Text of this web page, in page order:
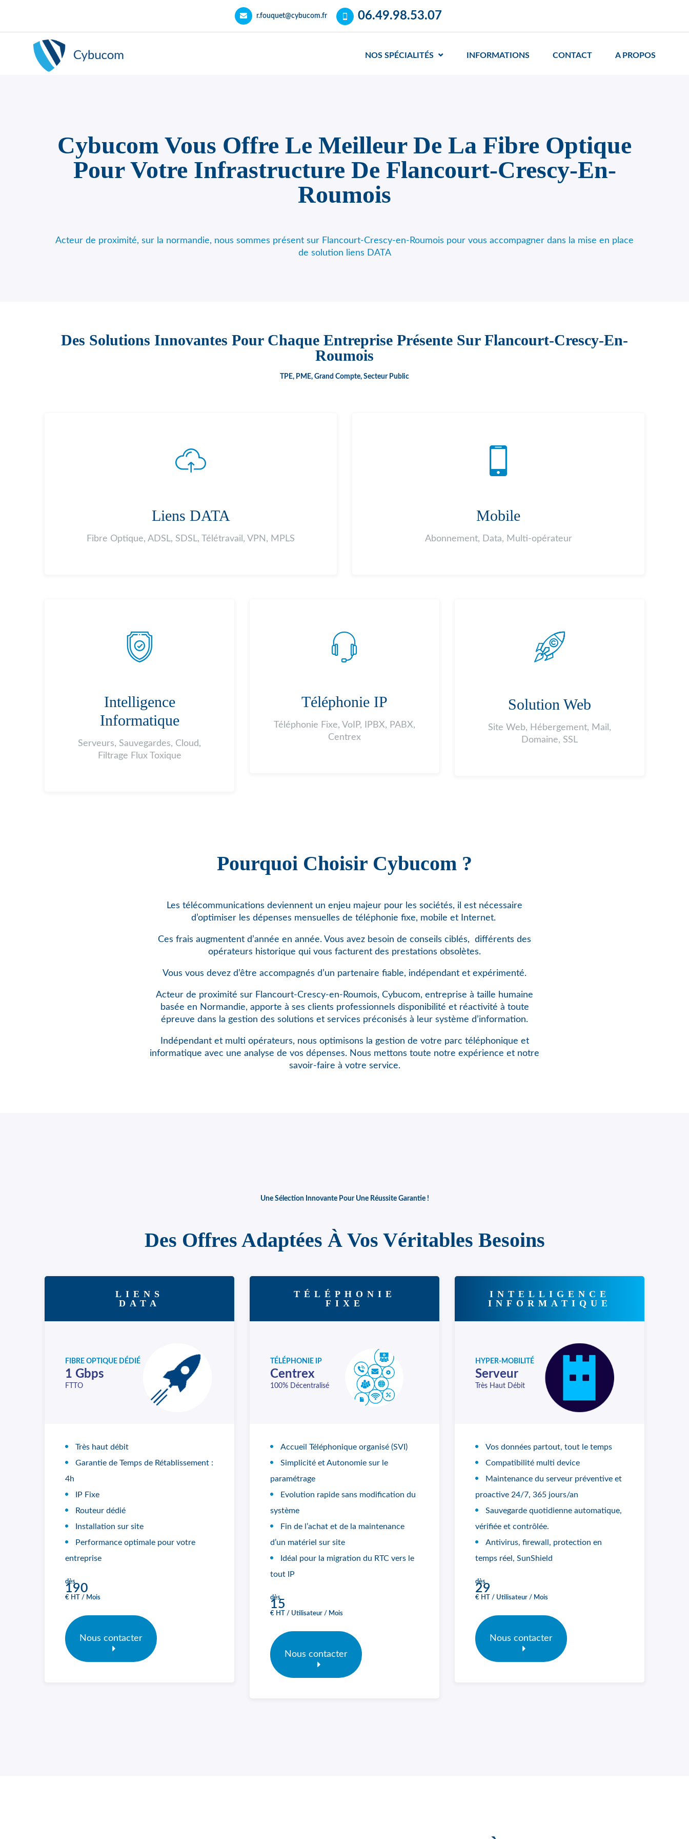
r.fouquet@cybucom.fr 06.49.98.53.07
NOS SPÉCIALITÉS INFORMATIONS CONTACT A PROPOS
Cybucom Vous Offre Le Meilleur De La Fibre Optique
Pour Votre Infrastructure De Flancourt-Crescy-En-
Roumois
Acteur de proximité, sur la normandie, nous sommes présent sur Flancourt-Crescy-en-Roumois pour vous accompagner dans la mise en place
de solution liens DATA
Des Solutions Innovantes Pour Chaque Entreprise Présente Sur Flancourt-Crescy-En-
Roumois
TPE, PME, Grand Compte, Secteur Public
Liens DATA
Fibre Optique, ADSL, SDSL, Télétravail, VPN, MPLS
Mobile
Abonnement, Data, Multi-opérateur
Intelligence
Informatique
Serveurs, Sauvegardes, Cloud,
Filtrage Flux Toxique
Téléphonie IP
Téléphonie Fixe, VoIP, IPBX, PABX,
Centrex
Solution Web
Site Web, Hébergement, Mail,
Domaine, SSL
Pourquoi Choisir Cybucom ?
Les télécommunications deviennent un enjeu majeur pour les sociétés, il est nécessaire
d’optimiser les dépenses mensuelles de téléphonie fixe, mobile et Internet.
Ces frais augmentent d’année en année. Vous avez besoin de conseils ciblés,
différents des
opérateurs historique qui vous facturent des prestations obsolètes.
Vous vous devez d’être accompagnés d’un partenaire fiable, indépendant et expérimenté.
Acteur de proximité sur Flancourt-Crescy-en-Roumois, Cybucom, entreprise à taille humaine
basée en Normandie, apporte à ses clients professionnels disponibilité et réactivité à toute
épreuve dans la gestion des solutions et services préconisés à leur système d’information.
Indépendant et multi opérateurs, nous optimisons la gestion de votre parc téléphonique et
informatique avec une analyse de vos dépenses. Nous mettons toute notre expérience et notre
savoir-faire à votre service.
Une Sélection Innovante Pour Une Réussite Garantie !
Des Offres Adaptées À Vos Véritables Besoins
LIENS
DATA
FIBRE OPTIQUE DÉDIÉ
1 Gbps
FTTO
Très haut débit
Garantie de Temps de Rétablissement :
4h
IP Fixe
Routeur dédié
Installation sur site
Performance optimale pour votre
entreprise
dès
190
€ HT / Mois
Nous contacter
TÉLÉPHONIE
FIXE
TÉLÉPHONIE IP
Centrex
100% Décentralisé
Accueil Téléphonique organisé (SVI)
Simplicité et Autonomie sur le
paramétrage
Evolution rapide sans modification du
système
Fin de l’achat et de la maintenance
d’un matériel sur site
Idéal pour la migration du RTC vers le
tout IP
dès
15
€ HT / Utilisateur / Mois
Nous contacter
INTELLIGENCE
INFORMATIQUE
HYPER-MOBILITÉ
Serveur
Très Haut Débit
Vos données partout, tout le temps
Compatibilité multi device
Maintenance du serveur préventive et
proactive 24/7, 365 jours/an
Sauvegarde quotidienne automatique,
vérifiée et contrôlée.
Antivirus, firewall, protection en
temps réel, SunShield
dès
29
€ HT / Utilisateur / Mois
Nous contacter